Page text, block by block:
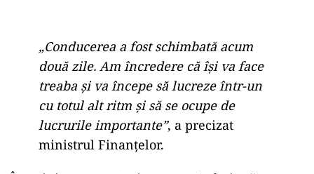
„Conducerea a fost schimbată acum
două zile. Am încredere că își va face
treaba și va începe să lucreze într-un
cu totul alt ritm și să se ocupe de
lucrurile importante”, a precizat
ministrul Finanțelor.